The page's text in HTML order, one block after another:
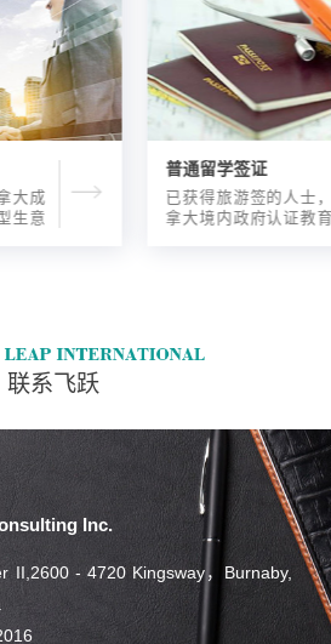
大成
生意
普通留学签证
已获得旅游签的人士
拿大境内政府认证教
联系飞跃
Inc.
II,2600 - 4720 Kingsway，Burnaby,